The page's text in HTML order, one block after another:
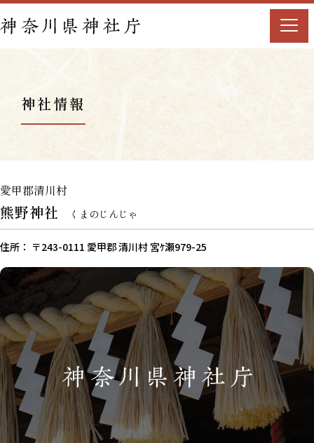
神社情報
愛甲郡清川村
熊野神社 くまのじんじゃ
住所： 〒243-0111 愛甲郡 清川村 宮ｹ瀬979-25